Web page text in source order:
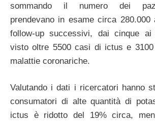
sommando il numero dei
prendevano in esame circa
follow-up successivi, dai cinque
visto oltre 5500 casi di ictus e
malattie coronariche.
Valutando i dati i ricercatori hanno
consumatori di alte quantità di
ictus è ridotto del 19% circa,